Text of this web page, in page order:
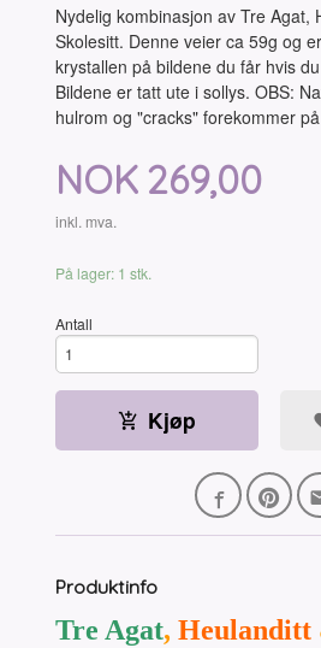
Nydelig kombinasjon av Tre Agat,
Skolesitt. Denne veier ca 59g og
krystallen på bildene du får hvis
Bildene er tatt ute i sollys. OBS:
hulrom og "cracks" forekommer
Pris
NOK 269,00
inkl. mva.
På lager: 1 stk.
Antall
Kjøp
Produktinfo
Tre Agat,Heulanditt